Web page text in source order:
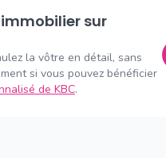
la vôtre en détail, sans
si vous pouvez bénéficier
de KBC.